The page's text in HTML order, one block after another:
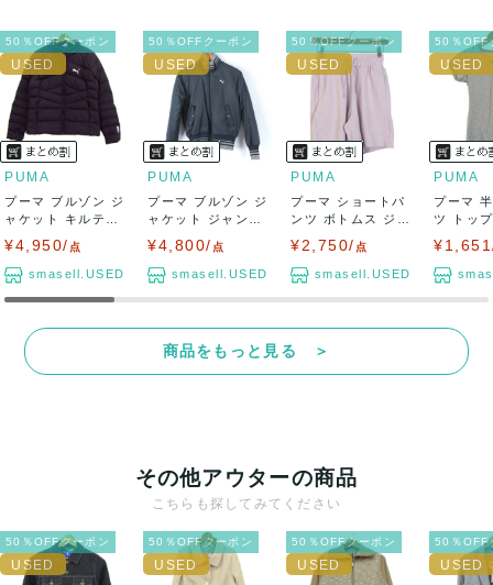
50％OFFクーポン
PUMA
プーマ ブルゾン ジ
ャケット キルティ
ング 中綿 ...
¥4,950/ 点
smasell.USED
50％OFFクーポン
PUMA
プーマ ブルゾン ジ
ャケット ジャンパ
ー スポーツ...
¥4,800/ 点
smasell.USED
50％OFFクーポン
PUMA
プーマ ショートパ
ンツ ボトムス ジャ
ージ スポー...
¥2,750/ 点
smasell.USED
50％OFF
PUMA
プーマ
ツ トッ
ク ロゴ
商品をもっと見る ＞
その他アウターの商品
こちらも探してみてください
50％OFFクーポン 50％OFFクーポン 50％OFFクーポン 50％OFF